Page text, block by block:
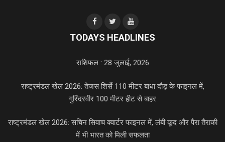
TODAYS HEADLINES
राशिफल : 28 जुलाई, 2026
राष्ट्रमंडल खेल 2026: तेजस शिर्से 110 मीटर बाधा दौड़ के फाइनल में,
गुरिंदरवीर 100 मीटर हीट से बाहर
राष्ट्रमंडल खेल 2026: सचिन सिवाच क्वार्टर फाइनल में, लंबी कूद और पैरा तैराकी
में भी भारत को मिली सफलता